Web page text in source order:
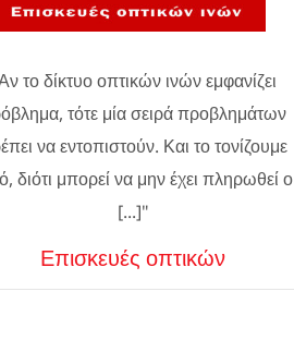
το δίκτυο οπτικών ινών εμφανίζει
τότε μία σειρά προβλημάτων
να εντοπιστούν. Και το τονίζουμε
διότι μπορεί να μην έχει πληρωθεί ο
[...]"
Επισκευές οπτικών